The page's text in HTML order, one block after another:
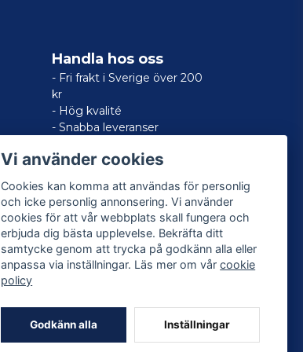
Handla hos oss
- Fri frakt i Sverige över 200
kr
- Hög kvalité
- Snabba leveranser
Vi använder cookies
Cookies kan komma att användas för personlig
och icke personlig annonsering. Vi använder
cookies för att vår webbplats skall fungera och
erbjuda dig bästa upplevelse. Bekräfta ditt
samtycke genom att trycka på godkänn alla eller
anpassa via inställningar. Läs mer om vårcookie
policy
Godkänn alla Inställningar